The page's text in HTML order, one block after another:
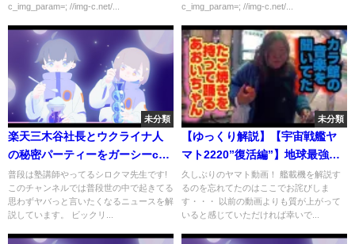
c_img_param=; //img-c.net/...
c_img_param=; //img-c.net/...
未分類
楽天三木谷社長とウクライナ人
の秘密パーティーをガーシーch
暴露!その後社長がブチギレ発
言…!【東谷義和・炎上・政治
家・選挙・綾野剛・トライスト
普段は塾講師やってるシロクマ先生です!
このチャンネルでは普段世の中で起きてる
思わずヤバっと言いたくなるニュースを解
説しています。 ビックリ...
未分類
【ゆっくり解説】【宇宙戦艦ヤ
マト2220”復活編”】地球最強か
ら、宇宙最強へ。復活した人類
の希望、復活編ヤマトを解説＆
考察！！
久しぶりのヤマト動画！ 艦載機を解説す
るのを忘れてたのはここでお詫びしま
す・・・ 以前の動画よりも質が上がって
いると感じていただければ幸いで...